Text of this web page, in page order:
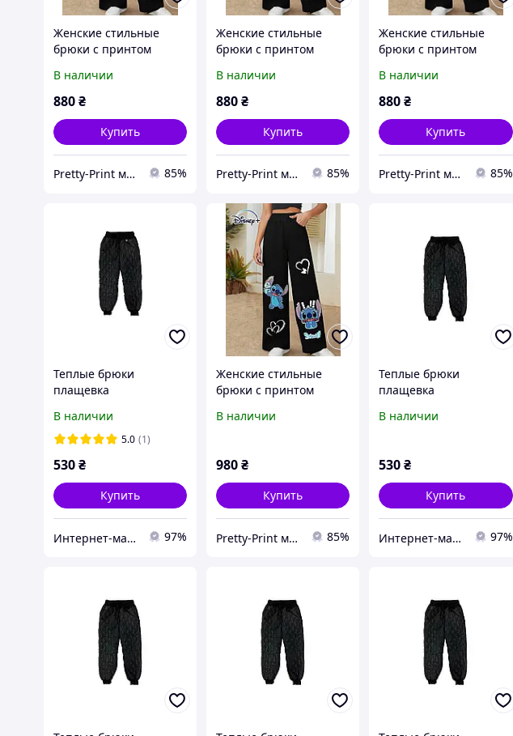
Женские стильные
брюки с принтом
В наличии
880₴
Купить
Pretty-Print модная одежда с принтами по низким ценам 85%
Женские стильные
брюки с принтом
В наличии
880₴
Купить
Pretty-Print модная одежда с принтами по низким ценам 85%
Женские стильные
брюки с принтом
В наличии
880₴
Купить
Pretty-Print модная одежда с принтами по низким ценам 85%
Теплые брюки
плащевка
девочки код 0306
В наличии
5.0 (1)
530₴
Купить
Интернет-магазин "Tais kids" одежда для девочек 97%
Женские стильные
брюки с принтом
В наличии
980₴
Купить
Pretty-Print модная одежда с принтами по низким ценам 85%
Теплые брюки
плащевка
мальчика код 0306\1
В наличии
530₴
Купить
Интернет-магазин "Tais kids" одежда для девочек 97%